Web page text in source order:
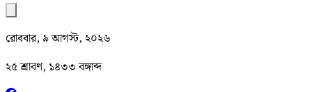
রোববার, ৯ আগস্ট, ২০২৬
২৫ শ্রাবণ, ১৪৩৩ বঙ্গাব্দ